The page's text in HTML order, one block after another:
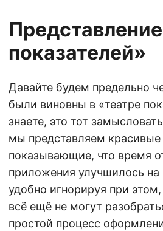
показателей»
Давайте будем предельно
были виновны в «театре
знаете, это тот
мы представляем красивые
показывающие, что время
приложения улучшилось на
удобно игнорируя при этом,
всё ещё не могут
простой процесс